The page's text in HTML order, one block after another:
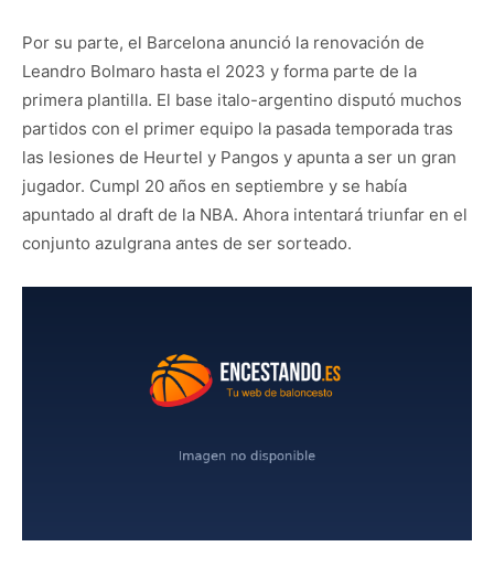
Por su parte, el Barcelona anunció la renovación de
Leandro Bolmaro hasta el 2023 y forma parte de la
primera plantilla. El base italo-argentino disputó muchos
partidos con el primer equipo la pasada temporada tras
las lesiones de Heurtel y Pangos y apunta a ser un gran
jugador. Cumpl 20 años en septiembre y se había
apuntado al draft de la NBA. Ahora intentará triunfar en el
conjunto azulgrana antes de ser sorteado.